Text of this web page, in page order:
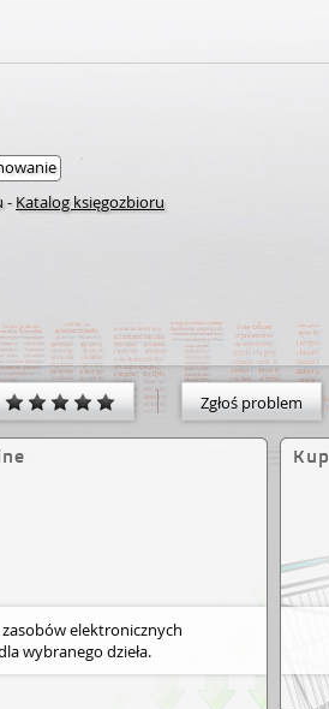
- Katalog księgozbioru
Zgłoś problem
zasobów elektronicznych
wybranego dzieła.
Kup